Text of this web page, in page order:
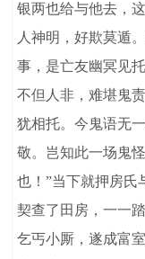
银两也给与他去，
人神明，好欺莫遁
事，是亡友幽冥见
不但人非，难堪鬼
犹相托。今鬼语无
敬。岂知此一场鬼
也！”当下就押房氏
契查了田房，一一
乞丐小厮，遂成富